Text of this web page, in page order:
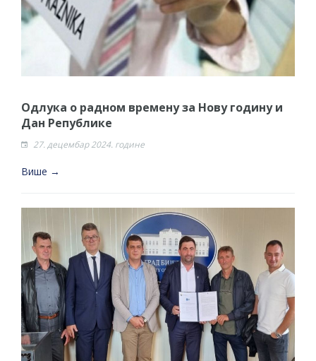
Одлука о радном времену за Нову годину и
Дан Републике
27. децембар 2024. године
Више →